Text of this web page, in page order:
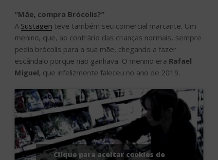
“Mãe, compra Brócolis?”
A Sustagen teve também seu comercial marcante. Um
menino, que, ao contrário das crianças normais, sempre
pedia brócolis para a sua mãe, chegando a fazer
escândalo porque não ganhava. O menino era Rafael
Miguel, que infelizmente faleceu no ano de 2019.
Clique para aceitar cookies de